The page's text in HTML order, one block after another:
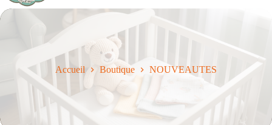
Accueil Boutique NOUVEAUTES